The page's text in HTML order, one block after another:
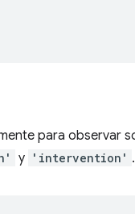
para observar
y 'intervention' .